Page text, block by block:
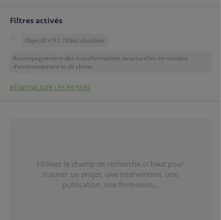
Filtres activés
Objectif n°11 : Villes durables
Accompagnement des transformations structurelles en matière
d’environnement et de climat
RÉINITIALISER LES FILTRES
Utilisez le champ de recherche ci-haut pour
trouver un projet, une intervention, une
publication, une formation...